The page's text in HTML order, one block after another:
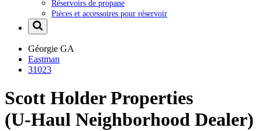
Réservoirs de propane
Pièces et accessoires pour réservoir
Géorgie GA
Eastman
31023
Scott Holder Properties
(U-Haul Neighborhood Dealer)